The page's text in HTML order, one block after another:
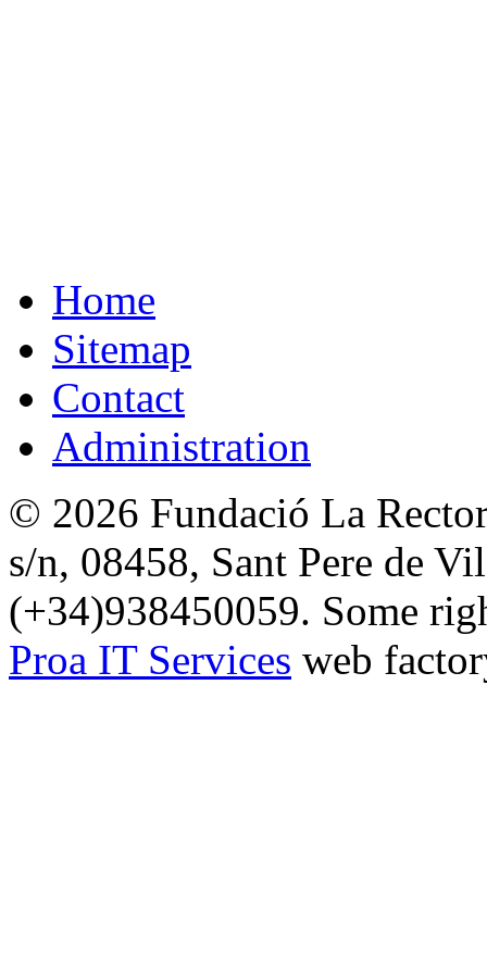
Home
Sitemap
Contact
Administration
© 2026 Fundació La
s/n, 08458, Sant Pere de
(+34)938450059. Some
Proa IT Services web